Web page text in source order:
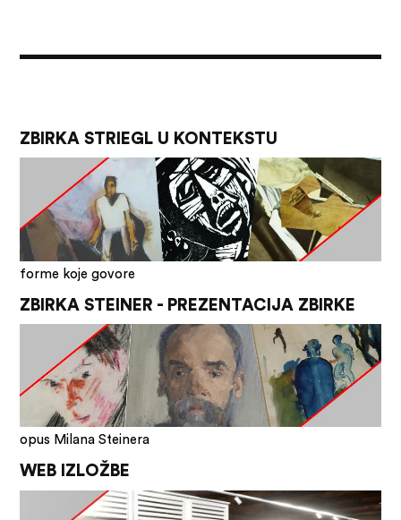
ZBIRKA STRIEGL U KONTEKSTU
forme koje govore
ZBIRKA STEINER - PREZENTACIJA ZBIRKE
opus Milana Steinera
WEB IZLOŽBE